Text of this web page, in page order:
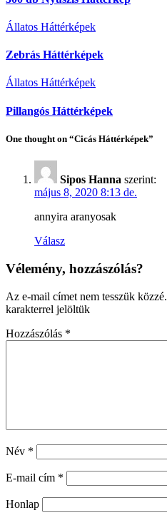
Állatos Háttérképek
Zebrás Háttérképek
Állatos Háttérképek
Pillangós Háttérképek
One thought on “Cicás Háttérképek”
Sipos Hanna szerint:
május 8, 2020 8:13 de.
annyira aranyosak
Válasz
Vélemény, hozzászólás?
Az e-mail címet nem tesszük közzé.
karakterrel jelöltük
Hozzászólás *
Név *
E-mail cím *
Honlap